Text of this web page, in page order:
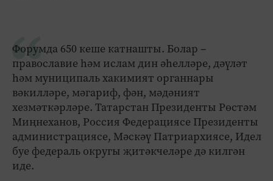
Форумда 650 кеше катнашты. Болар –
православие һәм ислам дин әһелләре, дәүләт
һәм муниципаль хакимият органнары
вәкилләре, мәгариф, фән, мәдәният
хезмәткәрләре. Татарстан Президенты Рөстәм
Миңнеханов, Россия Федерациясе Президенты
администрациясе, Мәскәү Патриархиясе, Идел
буе федераль округы җитәкчеләре дә килгән
иде.